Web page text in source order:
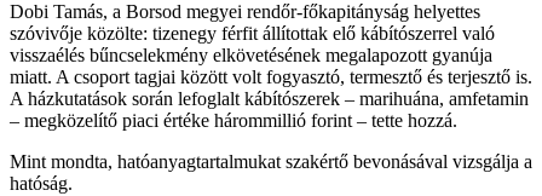
Dobi Tamás, a Borsod megyei rendőr-főkapitányság helyettes
szóvivője közölte: tizenegy férfit állítottak elő kábítószerrel való
visszaélés bűncselekmény elkövetésének megalapozott gyanúja
miatt. A csoport tagjai között volt fogyasztó, termesztő és terjesztő is.
A házkutatások során lefoglalt kábítószerek – marihuána, amfetamin
– megközelítő piaci értéke hárommillió forint – tette hozzá.
Mint mondta, hatóanyagtartalmukat szakértő bevonásával vizsgálja a
hatóság.